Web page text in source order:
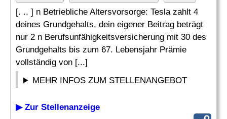
[. .. ] n Betriebliche Altersvorsorge: Tesla zahlt 4
deines Grundgehalts, dein eigener Beitrag beträgt
nur 2 n Berufsunfähigkeitsversicherung mit 30 des
Grundgehalts bis zum 67. Lebensjahr Prämie
vollständig von [...]
MEHR INFOS ZUM STELLENANGEBOT
▶ Zur Stellenanzeige